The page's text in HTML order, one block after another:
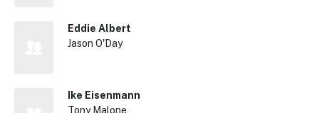
Eddie Albert
Jason O'Day
Ike Eisenmann
Tony Malone